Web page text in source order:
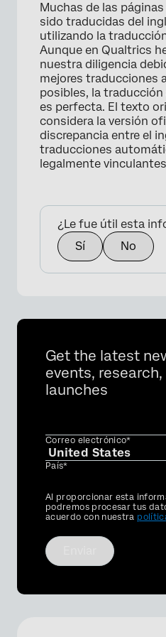
Muchas de las
sido traducidas del
utilizando la
Aunque en Qualtrics
nuestra diligencia
mejores traducciones
posibles, la
es perfecta. El texto
considera la versión
discrepancia entre el
traducciones
legalmente
¿Le fue útil esta
Sí
No
Get the latest
events,
launches
Correo electrónico*
País*
Privacy
Optin
Al proporcionar esta
podremos procesar tus
acuerdo con nuestra